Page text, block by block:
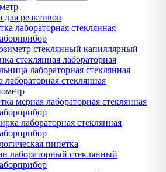
для реактивов
лабораторная стеклянная
стеклянный капиллярный
стеклянная лабораторная
лабораторная стеклянная
лабораторная стеклянная
мерная лабораторная стеклянная
лабораторная стеклянная
пипетка
лабораторный стеклянный